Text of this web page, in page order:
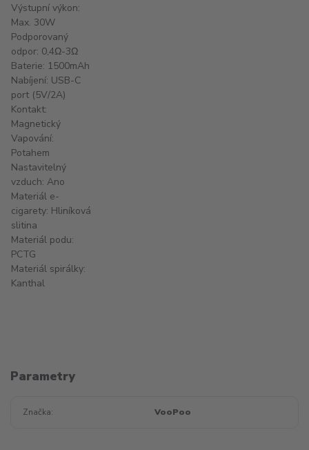
Výstupní výkon:
Max. 30W
Podporovaný
odpor: 0,4Ω-3Ω
Baterie: 1500mAh
Nabíjení: USB-C
port (5V/2A)
Kontakt:
Magnetický
Vapování:
Potahem
Nastavitelný
vzduch: Ano
Materiál e-
cigarety: Hliníková
slitina
Materiál podu:
PCTG
Materiál spirálky:
Kanthal
Parametry
Značka VooPoo